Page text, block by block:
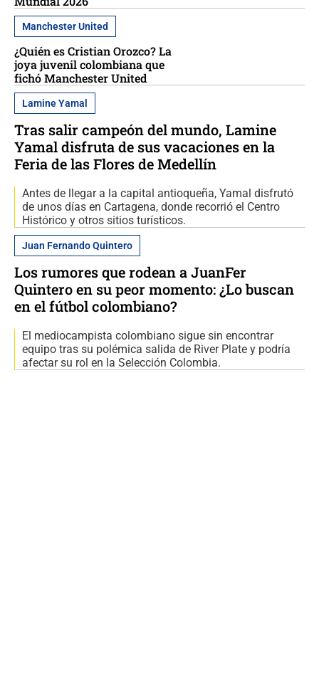
Manchester United
¿Quién es Cristian Orozco? La
joya juvenil colombiana que
fichó Manchester United
Lamine Yamal
Tras salir campeón del mundo, Lamine
Yamal disfruta de sus vacaciones en la
Feria de las Flores de Medellín
Antes de llegar a la capital antioqueña, Yamal disfrutó
de unos días en Cartagena, donde recorrió el Centro
Histórico y otros sitios turísticos.
Juan Fernando Quintero
Los rumores que rodean a JuanFer
Quintero en su peor momento: ¿Lo buscan
en el fútbol colombiano?
El mediocampista colombiano sigue sin encontrar
equipo tras su polémica salida de River Plate y podría
afectar su rol en la Selección Colombia.